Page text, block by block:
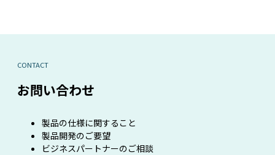
CONTACT
お問い合わせ
製品の仕様に関すること
製品開発のご要望
ビジネスパートナーのご相談